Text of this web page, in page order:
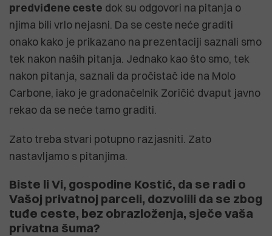
predviđene ceste dok su odgovori na pitanja o
njima bili vrlo nejasni. Da se ceste neće graditi
onako kako je prikazano na prezentaciji saznali smo
tek nakon naših pitanja. Jednako kao što smo, tek
nakon pitanja, saznali da pročistač ide na Molo
Carbone, iako je gradonačelnik Zoričić dvaput javno
rekao da se neće tamo graditi.
Zato treba stvari potupno razjasniti. Zato
nastavljamo s pitanjima.
Biste li Vi, gospodine Kostić, da se radi o
Vašoj privatnoj parceli, dozvolili da se zbog
tuđe ceste, bez obrazloženja, sječe vaša
privatna šuma?